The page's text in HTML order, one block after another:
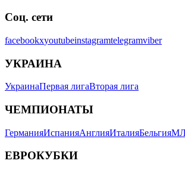
Соц. сети
facebookxyoutubeinstagramtelegramviber
УКРАИНА
УкраинаПервая лигаВторая лига
ЧЕМПИОНАТЫ
ГерманияИспанияАнглияИталияБельгия
ЕВРОКУБКИ